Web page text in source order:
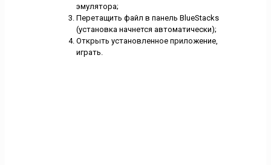
эмулятора;
Перетащить файл в панель BlueStacks
(установка начнется автоматически);
Открыть установленное приложение,
играть.